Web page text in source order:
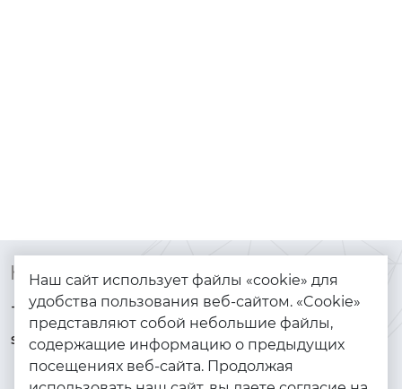
Контакты
+7 (925) 144-64-73
serebryanyye.grani@mail.ru
Каталог
Браслеты
Золото
Серебро
Наш сайт использует файлы «cookie» для
удобства пользования веб-сайтом. «Cookie»
представляют собой небольшие файлы,
содержащие информацию о предыдущих
посещениях веб-сайта. Продолжая